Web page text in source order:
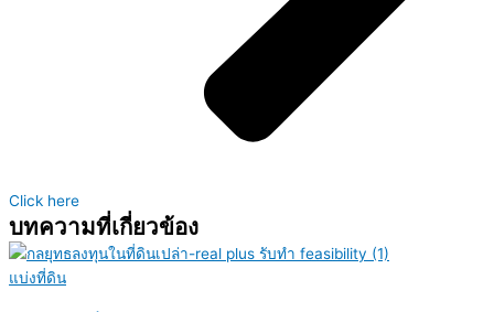
Click here
บทความที่เกี่ยวข้อง
แบ่งที่ดิน